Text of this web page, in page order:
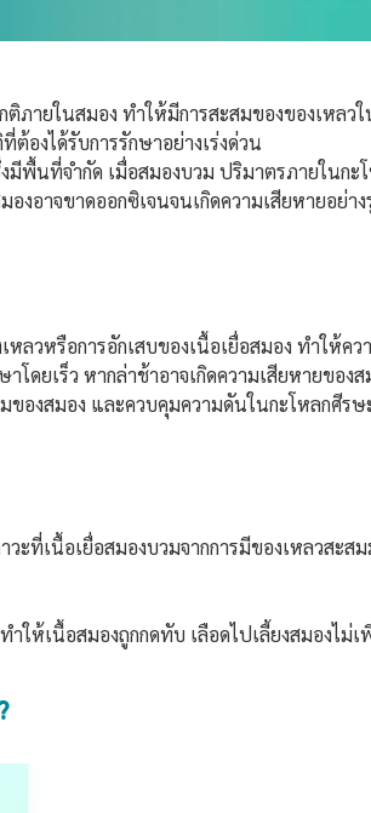
ภายในสมอง ทำให้มีการสะสมของของเหล
ต้องได้รับการรักษาอย่างเร่งด่วน
มีพื้นที่จำกัด เมื่อสมองบวม ปริมาตรภายในก
องอาจขาดออกซิเจนจนเกิดความเสียหายอ
หลวหรือการอักเสบของเนื้อเยื่อสมอง ทำให้ค
โดยเร็ว หากล่าช้าอาจเกิดความเสียหายของส
ของสมอง และควบคุมความดันในกะโหลกศีร
ะที่เนื้อเยื่อสมองบวมจากการมีของเหลวสะ
ให้เนื้อสมองถูกกดทับ เลือดไปเลี้ยงสมองไ